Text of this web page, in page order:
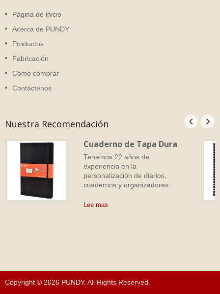
Página de inicio
Acerca de PUNDY
Productos
Fabricación
Cómo comprar
Contáctenos
Nuestra Recomendación
Cuaderno de Tapa Dura
Tenemos 22 años de
experiencia en la
personalización de diarios,
cuadernos y organizadores.
Lee mas
Copyright © 2026 PUNDY. All Rights Reserved.